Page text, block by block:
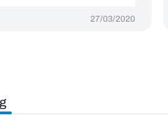
27/03/2020